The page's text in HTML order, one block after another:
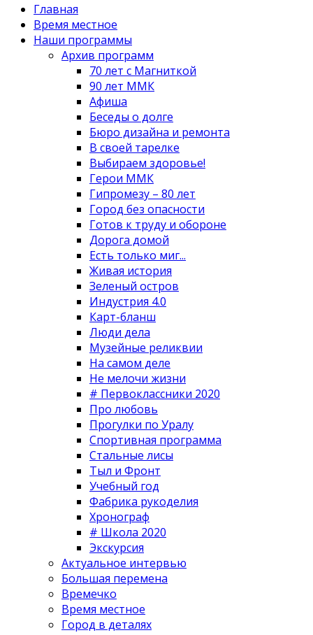
Главная
Время местное
Наши программы
Архив программ
70 лет с Магниткой
90 лет ММК
Афиша
Беседы о долге
Бюро дизайна и ремонта
В своей тарелке
Выбираем здоровье!
Герои ММК
Гипромезу – 80 лет
Город без опасности
Готов к труду и обороне
Дорога домой
Есть только миг...
Живая история
Зеленый остров
Индустрия 4.0
Карт-бланш
Люди дела
Музейные реликвии
На самом деле
Не мелочи жизни
# Первоклассники 2020
Про любовь
Прогулки по Уралу
Спортивная программа
Стальные лисы
Тыл и Фронт
Учебный год
Фабрика рукоделия
Хронограф
# Школа 2020
Экскурсия
Актуальное интервью
Большая перемена
Времечко
Время местное
Город в деталях